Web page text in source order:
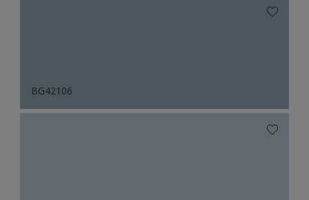
BG42106